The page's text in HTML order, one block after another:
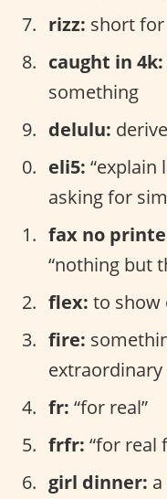
rizz: short
caught in 4k:
something
delulu:
eli5: “explain
asking for
fax no
“nothing but
flex: to show
fire:
extraordinary
fr: “for real”
frfr: “for real
girl dinner: